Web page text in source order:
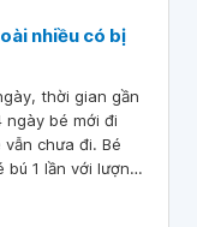
nhiều có bị
thời gian gần
bé mới đi
chưa đi. Bé
1 lần với lượng
bình thường